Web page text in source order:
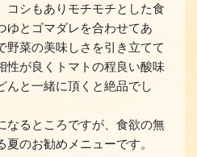
コシもありモチモチとした食
ゆとゴマダレを合わせてあ
野菜の美味しさを引き立てて
性が良くトマトの程良い酸味
んと一緒に頂くと絶品でし
るところですが、食欲の無
のお勧めメニューです。